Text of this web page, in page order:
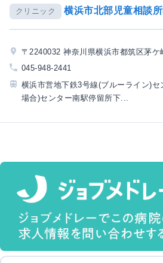
クリニック 横浜市北部児童相談
〒2240032 神奈川県横浜市都筑区茅ケ
045-948-2441
横浜市営地下鉄3号線(ブルーライン)
場合)センター南駅停留所下...